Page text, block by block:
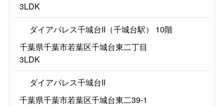
3LDK
ダイアパレス千城台II（千城台駅） 10階
千葉県千葉市若葉区千城台東二丁目
3LDK
ダイアパレス千城台II
千葉県千葉市若葉区千城台東二39-1